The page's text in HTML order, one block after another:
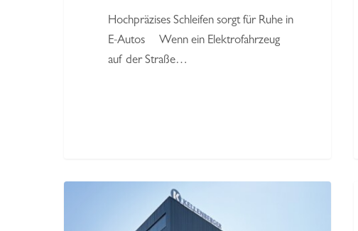
Hochpräzises Schleifen sorgt für Ruhe in
E-Autos Wenn ein Elektrofahrzeug
auf der Straße…